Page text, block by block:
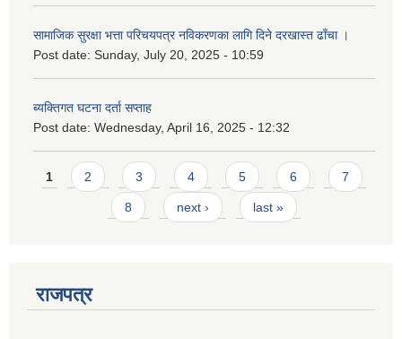
सामाजिक सुरक्षा भत्ता परिचयपत्र नविकरणका लागि दिने दरखास्त ढाँचा ।
Post date: Sunday, July 20, 2025 - 10:59
ब्यक्तिगत घटना दर्ता सप्ताह
Post date: Wednesday, April 16, 2025 - 12:32
Pages
1 2 3 4 5 6 7
8 next › last »
राजपत्र